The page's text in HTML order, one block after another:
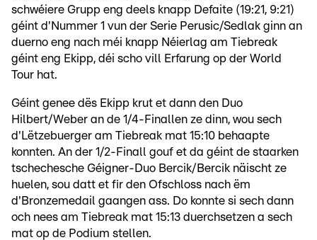
schwéiere Grupp eng deels knapp Defaite (19:21, 9:21)
géint d'Nummer 1 vun der Serie Perusic/Sedlak ginn an
duerno eng nach méi knapp Néierlag am Tiebreak
géint eng Ekipp, déi scho vill Erfarung op der World
Tour hat.
Géint genee dës Ekipp krut et dann den Duo
Hilbert/Weber an de 1/4-Finallen ze dinn, wou sech
d'Lëtzebuerger am Tiebreak mat 15:10 behaapte
konnten. An der 1/2-Finall gouf et da géint de staarken
tschechesche Géigner-Duo Bercik/Bercik näischt ze
huelen, sou datt et fir den Ofschloss nach ëm
d'Bronzemedail gaangen ass. Do konnte si sech dann
och nees am Tiebreak mat 15:13 duerchsetzen a sech
mat op de Podium stellen.